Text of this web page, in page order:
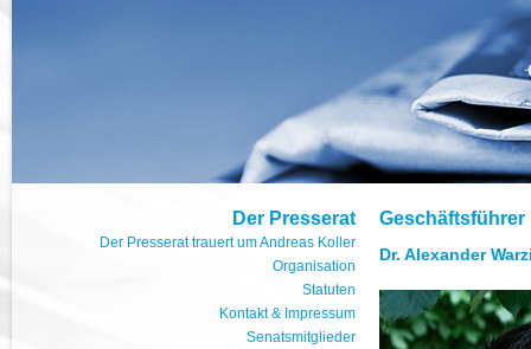
Der Presserat
Der Presserat trauert um Andreas Koller
Organisation
Statuten
Kontakt & Impressum
Senatsmitglieder
Geschäftsführer
Dr. Alexander